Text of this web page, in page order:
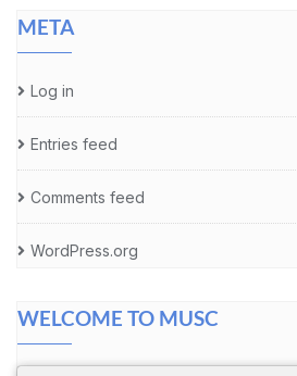
META
Log in
Entries feed
Comments feed
WordPress.org
WELCOME TO MUSC